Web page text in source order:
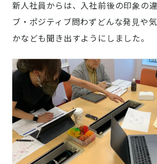
新人社員からは、入社前後の印象の
ブ・ポジティブ問わずどんな発見や
かなども聞き出すようにしました。